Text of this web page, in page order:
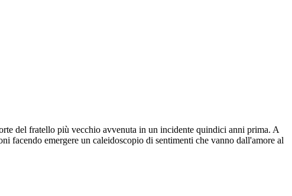
del fratello più vecchio avvenuta in un incidente quindici anni prima. A
facendo emergere un caleidoscopio di sentimenti che vanno dall'amore al